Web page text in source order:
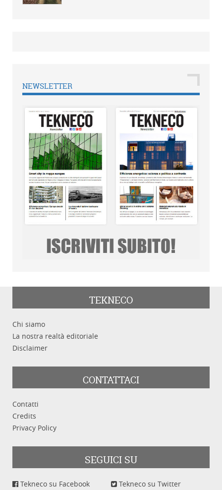
NEWSLETTER
TEKNECO
Chi siamo
La nostra realtà editoriale
Disclaimer
CONTATTACI
Contatti
Credits
Privacy Policy
SEGUICI SU
Tekneco su Facebook Tekneco su Twitter